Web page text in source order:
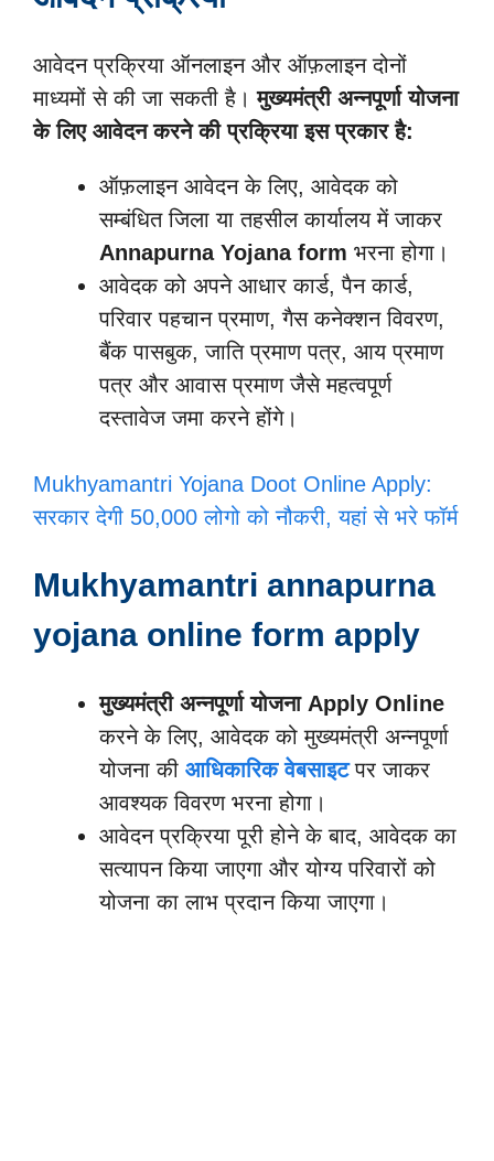
आवेदन प्रक्रिया ऑनलाइन और ऑफ़लाइन दोनों
माध्यमों से की जा सकती है।मुख्यमंत्री अन्नपूर्णा योजना
के लिए आवेदन करने की प्रक्रिया इस प्रकार है:
ऑफ़लाइन आवेदन के लिए, आवेदक को
सम्बंधित जिला या तहसील कार्यालय में जाकर
Annapurna Yojana form भरना होगा।
आवेदक को अपने आधार कार्ड, पैन कार्ड,
परिवार पहचान प्रमाण, गैस कनेक्शन विवरण,
बैंक पासबुक, जाति प्रमाण पत्र, आय प्रमाण
पत्र और आवास प्रमाण जैसे महत्वपूर्ण
दस्तावेज जमा करने होंगे।
Mukhyamantri Yojana Doot Online Apply:
सरकार देगी 50,000 लोगो को नौकरी, यहां से भरे फॉर्म
Mukhyamantri annapurna
yojana online form apply
मुख्यमंत्री अन्नपूर्णा योजना Apply Online
करने के लिए, आवेदक को मुख्यमंत्री अन्नपूर्णा
योजना की आधिकारिक वेबसाइटपर जाकर
आवश्यक विवरण भरना होगा।
आवेदन प्रक्रिया पूरी होने के बाद, आवेदक का
सत्यापन किया जाएगा और योग्य परिवारों को
योजना का लाभ प्रदान किया जाएगा।